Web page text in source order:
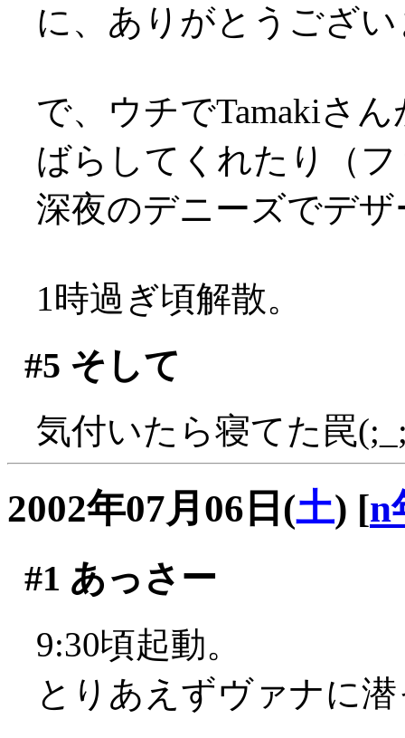
に、ありがとうござ
で、ウチでTamakiさ
ばらしてくれたり（
深夜のデニーズでデ
1時過ぎ頃解散。
#5 そして
気付いたら寝てた罠
2002年07月06日(土) [n
#1 あっさー
9:30頃起動。
とりあえずヴァナに